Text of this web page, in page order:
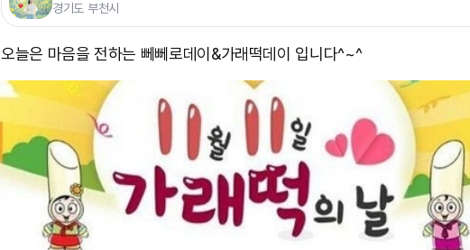
경기도 부천시
오늘은 마음을 전하는 뻬뻬로데이&가래떡데이 입니다^~^